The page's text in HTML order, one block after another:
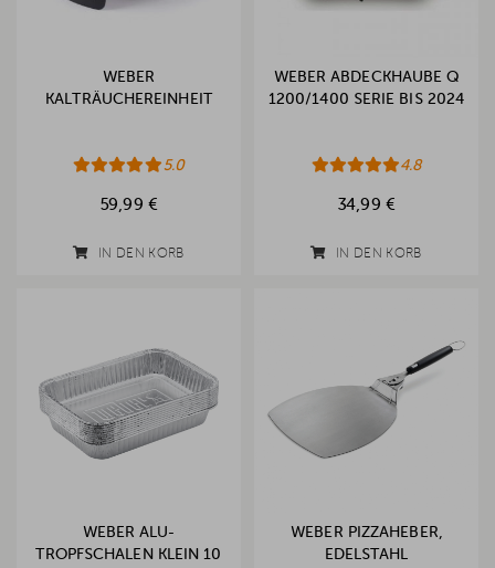
WEBER
KALTRÄUCHEREINHEIT
5.0
59,99 €
IN DEN KORB
WEBER ABDECKHAUBE Q
1200/1400 SERIE BIS 2024
4.8
34,99 €
IN DEN KORB
WEBER ALU-
TROPFSCHALEN KLEIN 10
WEBER PIZZAHEBER,
EDELSTAHL